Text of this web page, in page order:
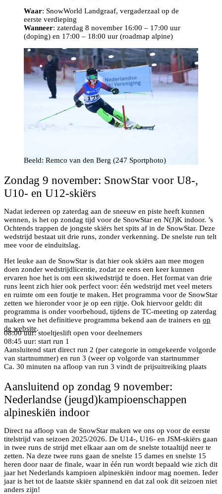
Waar: SnowWorld Landgraaf, vergaderzaal op de
eerste verdieping
Wanneer: zaterdag 8 november 16:00 – 17:00 uur
(doping) en 17:00 – 18:00 uur (roadmap alpine)
Beeld: Remco van den Berg (247 Sportphoto)
Zondag 9 november: SnowStar voor U8-,
U10- en U12-skiërs
Nadat iedereen op zaterdag aan de sneeuw en piste heeft kunnen
wennen, is het op zondag tijd voor de SnowStar en N(J)K indoor. ’s
Ochtends trappen de jongste skiërs het spits af in de SnowStar. Deze
wedstrijd bestaat uit drie runs, zonder verkenning. De snelste run telt
mee voor de einduitslag.
Het leuke aan de SnowStar is dat hier ook skiërs aan mee mogen
doen zonder wedstrijdlicentie, zodat ze eens een keer kunnen
ervaren hoe het is om een skiwedstrijd te doen. Het format van drie
runs leent zich hier ook perfect voor: één wedstrijd met veel meters
en ruimte om een foutje te maken. Het programma voor de SnowStar
zetten we hieronder voor je op een rijtje. Ook hiervoor geldt: dit
programma is onder voorbehoud, tijdens de TC-meeting op zaterdag
maken we het definitieve programma bekend aan de trainers en op
de website.
08:00 uur: stoeltjeslift open voor deelnemers
08:45 uur: start run 1
Aansluitend start direct run 2 (per categorie in omgekeerde volgorde
van startnummer) en run 3 (weer op volgorde van startnummer
Ca. 30 minuten na afloop van run 3 vindt de prijsuitreiking plaats
Aansluitend op zondag 9 november:
Nederlandse (jeugd)kampioenschappen
alpineskiën indoor
Direct na afloop van de SnowStar maken we ons op voor de eerste
titelstrijd van seizoen 2025/2026. De U14-, U16- en JSM-skiërs gaan
in twee runs de strijd met elkaar aan om de snelste totaaltijd neer te
zetten. Na deze twee runs gaan de snelste 15 dames en snelste 15
heren door naar de finale, waar in één run wordt bepaald wie zich dit
jaar het Nederlands kampioen alpineskiën indoor mag noemen. Ieder
jaar is het tot de laatste skiër spannend en dat zal ook dit seizoen niet
anders zijn!